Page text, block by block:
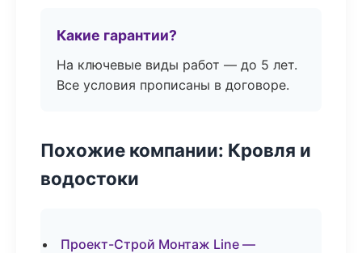
Какие гарантии?
На ключевые виды работ — до 5 лет.
Все условия прописаны в договоре.
Похожие компании: Кровля и
водостоки
Проект-Строй Монтаж Line —